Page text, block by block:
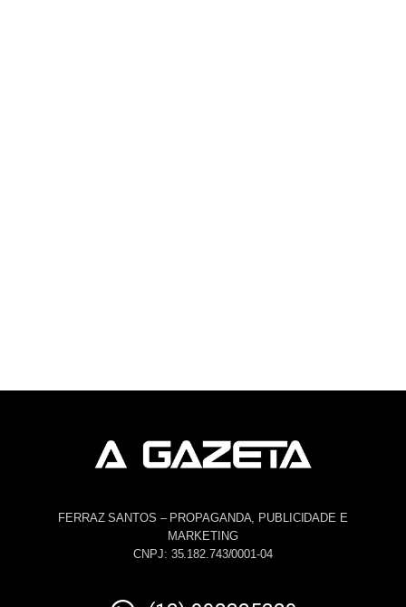
FERRAZ SANTOS – PROPAGANDA, PUBLICIDADE E
MARKETING
CNPJ: 35.182.743/0001-04